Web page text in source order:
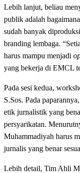
Lebih lanjut, beliau
publik adalah
sudah banyak
branding lembaga.
harus mampu menjadi
yang bekerja di EMCL
Pada sesi kedua,
S.Sos. Pada
etik jurnalistik yang
persyarikatan.
Muhammadiyah harus
jurnalis yang benar
Lebih detail, Tim Ahli